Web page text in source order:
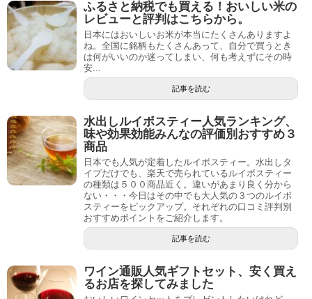
ふるさと納税でも買える！おいしい米の
レビューと評判はこちらから。
日本にはおいしいお米が本当にたくさんありますよ
ね。全国に銘柄もたくさんあって、自分で買うとき
は何がいいのか迷ってしまい、何も考えずにその時
安...
記事を読む
水出しルイボスティー人気ランキング、
味や効果効能みんなの評価別おすすめ３
商品
日本でも人気が定着したルイボスティー。水出しタ
イプだけでも、楽天で売られているルイボスティー
の種類は５００商品近く。違いがあまり良く分から
ない・・・今日はその中でも大人気の３つのルイボ
スティーをピックアップ。それぞれの口コミ評判別
おすすめポイントをご紹介します。
記事を読む
ワイン通販人気ギフトセット、安く買え
るお店を探してみました